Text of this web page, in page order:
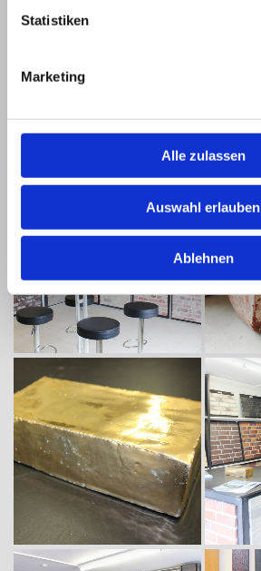
Statistiken
Marketing
Alle zulassen
Auswahl erlauben
Ablehnen